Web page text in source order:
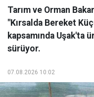
Tarım ve Orman
"Kırsalda Bereket
kapsamında
sürüyor.
07.08.2026 10:02